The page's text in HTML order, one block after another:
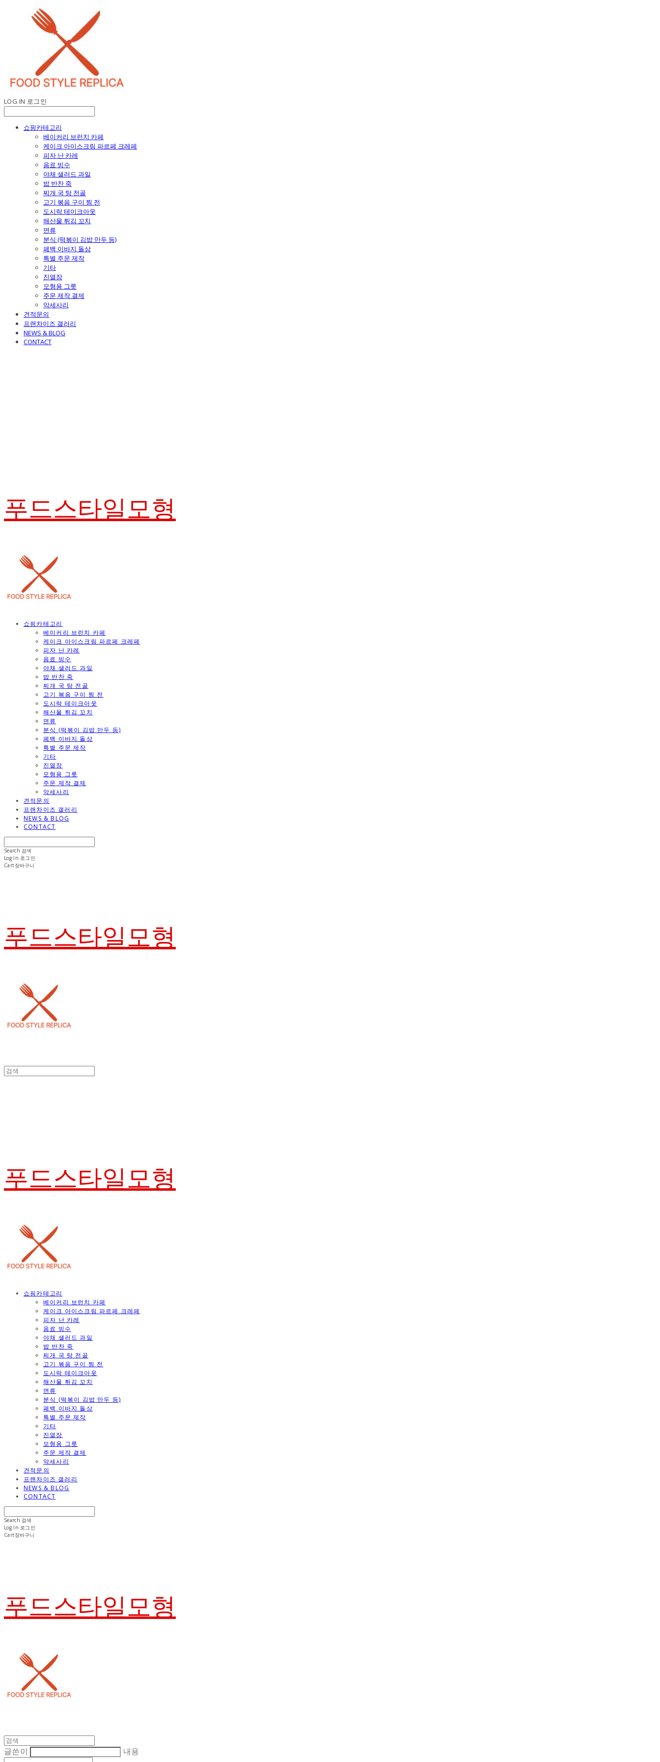
LOG IN 로그인
쇼핑카테고리
베이커리 브런치 카페
케이크 아이스크림 파르페 크레페
피자 난 카레
음료 빙수
야채 샐러드 과일
밥 반찬 죽
찌개 국 탕 전골
고기 볶음 구이 찜 전
도시락 테이크아웃
해산물 튀김 꼬치
면류
분식 (떡볶이 김밥 만두 등)
폐백 이바지 돌상
특별 주문 제작
기타
진열장
모형용 그릇
주문 제작 결제
악세사리
견적문의
프랜차이즈 갤러리
NEWS & BLOG
CONTACT
푸드스타일모형
쇼핑카테고리
베이커리 브런치 카페
케이크 아이스크림 파르페 크레페
피자 난 카레
음료 빙수
야채 샐러드 과일
밥 반찬 죽
찌개 국 탕 전골
고기 볶음 구이 찜 전
도시락 테이크아웃
해산물 튀김 꼬치
면류
분식 (떡볶이 김밥 만두 등)
폐백 이바지 돌상
특별 주문 제작
기타
진열장
모형용 그릇
주문 제작 결제
악세사리
견적문의
프랜차이즈 갤러리
NEWS & BLOG
CONTACT
Search 검색
Log In 로그인
Cart장바구니
푸드스타일모형
푸드스타일모형
쇼핑카테고리
베이커리 브런치 카페
케이크 아이스크림 파르페 크레페
피자 난 카레
음료 빙수
야채 샐러드 과일
밥 반찬 죽
찌개 국 탕 전골
고기 볶음 구이 찜 전
도시락 테이크아웃
해산물 튀김 꼬치
면류
분식 (떡볶이 김밥 만두 등)
폐백 이바지 돌상
특별 주문 제작
기타
진열장
모형용 그릇
주문 제작 결제
악세사리
견적문의
프랜차이즈 갤러리
NEWS & BLOG
CONTACT
Search 검색
Log In 로그인
Cart장바구니
푸드스타일모형
글쓴이 내용